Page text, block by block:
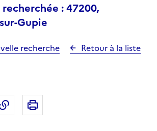
: 47200,
Gupie
recherche
Retour à la liste
Facebook
par email
Copier dans le presse-papier